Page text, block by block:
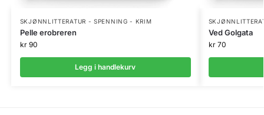
SKJØNNLITTERATUR - SPENNING - KRIM
Pelle erobreren
kr90
Legg i handlekurv
Ved Golgata
kr70